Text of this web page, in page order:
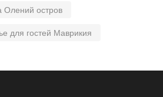
Олений остров
для гостей Маврикия